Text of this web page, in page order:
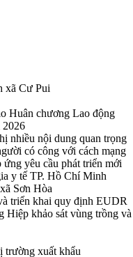
xã Cư Pui
Huân chương Lao động
nhiều nội dung quan trọng
có công với cách mạng
ứng yêu cầu phát triển mới
y tế TP. Hồ Chí Minh
Sơn Hòa
triển khai quy định EUDR
khảo sát vùng trồng
trường xuất khẩu